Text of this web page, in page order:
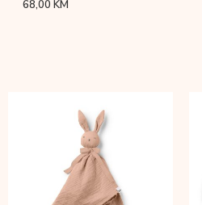
68,00KM